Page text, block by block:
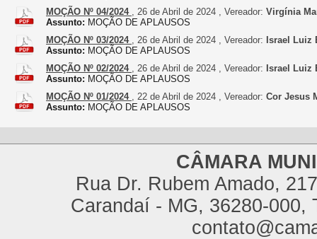
MOÇÃO Nº 04/2024 , 26 de Abril de 2024 , Vereador: Virgínia
Assunto: MOÇÃO DE APLAUSOS
MOÇÃO Nº 03/2024 , 26 de Abril de 2024 , Vereador: Israel Luiz
Assunto: MOÇÃO DE APLAUSOS
MOÇÃO Nº 02/2024 , 26 de Abril de 2024 , Vereador: Israel Luiz
Assunto: MOÇÃO DE APLAUSOS
MOÇÃO Nº 01/2024 , 22 de Abril de 2024 , Vereador: Cor Jesus
Assunto: MOÇÃO DE APLAUSOS
CÂMARA
Rua Dr. Rubem Amado,
Carandaí - MG, 36280-000,